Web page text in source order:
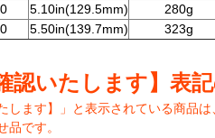
5.10in(129.5mm) 280g
5.50in(139.7mm) 323g
認いたします】表
します】」と表示されている商品は
です。